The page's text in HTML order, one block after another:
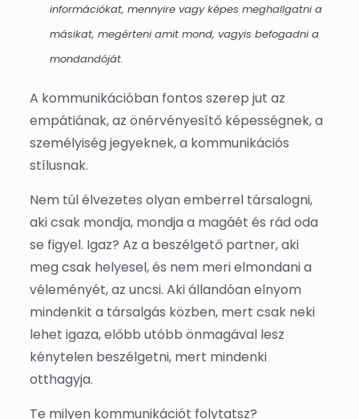
információkat, mennyire vagy képes meghallgatni a
másikat, megérteni amit mond, vagyis befogadni a
mondandóját.
A kommunikációban fontos szerep jut az
empátiának, az önérvényesítő képességnek, a
személyiség jegyeknek, a kommunikációs
stílusnak.
Nem túl élvezetes olyan emberrel társalogni,
aki csak mondja, mondja a magáét és rád oda
se figyel. Igaz? Az a beszélgető partner, aki
meg csak helyesel, és nem meri elmondani a
véleményét, az uncsi. Aki állandóan elnyom
mindenkit a társalgás közben, mert csak neki
lehet igaza, előbb utóbb önmagával lesz
kénytelen beszélgetni, mert mindenki
otthagyja.
Te milyen kommunikációt folytatsz?